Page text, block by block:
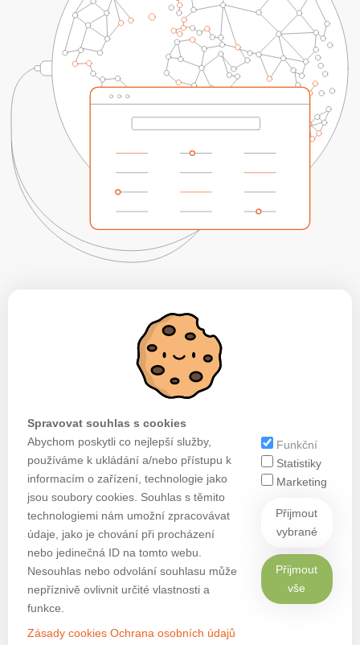
Spravovat souhlas s cookies
Abychom poskytli co nejlepší služby,
používáme k ukládání a/nebo přístupu k
informacím o zařízení, technologie jako
jsou soubory cookies. Souhlas s těmito
technologiemi nám umožní zpracovávat
údaje, jako je chování při procházení
nebo jedinečná ID na tomto webu.
Nesouhlas nebo odvolání souhlasu může
nepříznivě ovlivnit určité vlastnosti a
funkce.
Zásady cookies Ochrana osobních údajů
Funkční
Statistiky
Marketing
Přijmout
vybrané
Přijmout
vše